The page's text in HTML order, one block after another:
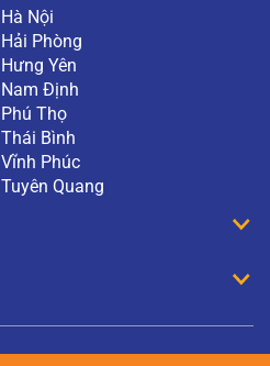
Hà Nội
Hải Phòng
Hưng Yên
Nam Định
Phú Thọ
Thái Bình
Vĩnh Phúc
Tuyên Quang